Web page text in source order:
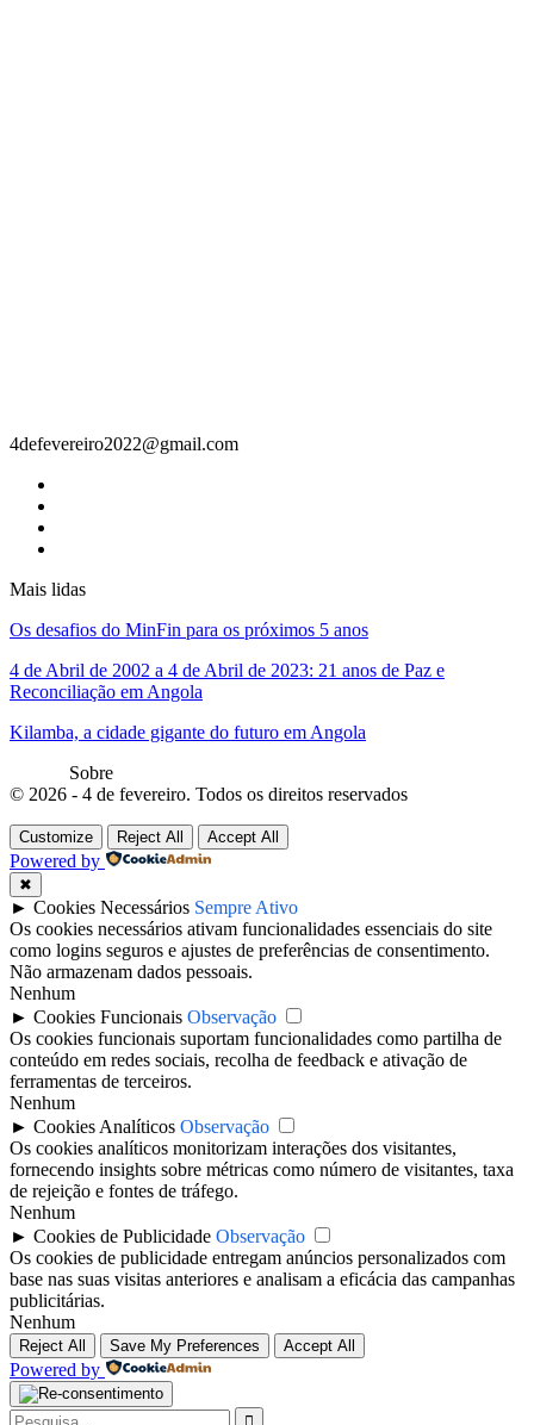
4defevereiro2022@gmail.com
Mais lidas
Os desafios do MinFin para os próximos 5 anos
4 de Abril de 2002 a 4 de Abril de 2023: 21 anos de Paz e
Reconciliação em Angola
Kilamba, a cidade gigante do futuro em Angola
Sobre
© 2026 - 4 de fevereiro. Todos os direitos reservados
Customize Reject All Accept All
Powered by
✖
► Cookies Necessários Sempre Ativo
Os cookies necessários ativam funcionalidades essenciais do site
como logins seguros e ajustes de preferências de consentimento.
Não armazenam dados pessoais.
Nenhum
► Cookies Funcionais Observação
Os cookies funcionais suportam funcionalidades como partilha de
conteúdo em redes sociais, recolha de feedback e ativação de
ferramentas de terceiros.
Nenhum
► Cookies Analíticos Observação
Os cookies analíticos monitorizam interações dos visitantes,
fornecendo insights sobre métricas como número de visitantes, taxa
de rejeição e fontes de tráfego.
Nenhum
► Cookies de Publicidade Observação
Os cookies de publicidade entregam anúncios personalizados com
base nas suas visitas anteriores e analisam a eficácia das campanhas
publicitárias.
Nenhum
Reject All Save My Preferences Accept All
Powered by